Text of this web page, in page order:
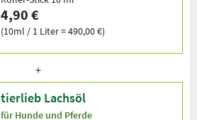
4,90 €
(10ml / 1 Liter = 490,00 €)
tierlieb Lachsöl
für Hunde und Pferde